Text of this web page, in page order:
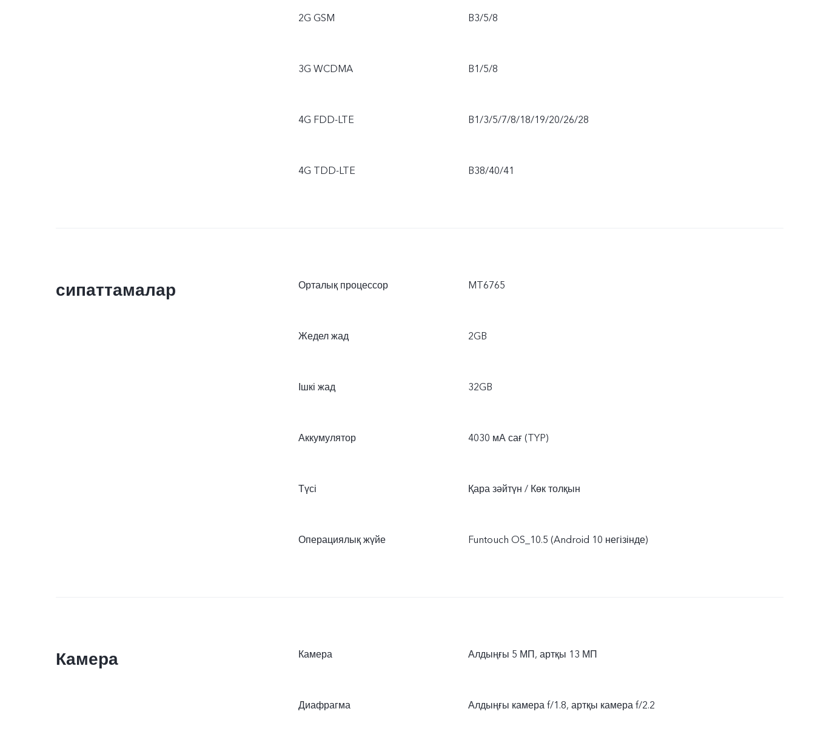
2G GSM B3/5/8
3G WCDMA B1/5/8
4G FDD-LTE B1/3/5/7/8/18/19/20/26/28
4G TDD-LTE B38/40/41
сипаттамалар Орталық процессор MT6765
Жедел жад 2GB
Ішкі жад 32GB
Аккумулятор 4030 мА сағ (TYP)
Түсі Қара зәйтүн / Көк толқын
Операциялық жүйе Funtouch OS_10.5 (Android 10 негізінде)
Камера Камера Алдыңғы 5 МП, артқы 13 МП
Диафрагма Алдыңғы камера f/1.8, артқы камера f/2.2